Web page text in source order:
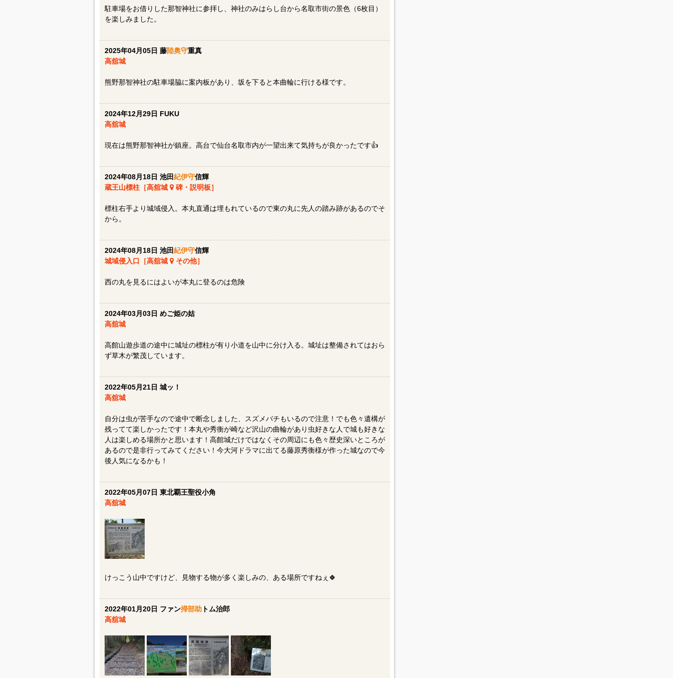
駐車場をお借りした那智神社に参拝し、神社のみはらし台から名取市街の景色（6枚目）
を楽しみました。
2025年04月05日 藤陸奥守重真
高舘城
熊野那智神社の駐車場脇に案内板があり、坂を下ると本曲輪に行ける様です。
2024年12月29日 FUKU
高舘城
現在は熊野那智神社が鎮座。高台で仙台名取市内が一望出来て気持ちが良かったです👍️
2024年08月18日 池田紀伊守信輝
蔵王山標柱［高舘城
碑・説明板］
標柱右手より城域侵入。本丸直通は埋もれているので東の丸に先人の踏み跡があるのでそ
から。
2024年08月18日 池田紀伊守信輝
城域侵入口［高舘城
その他］
西の丸を見るにはよいが本丸に登るのは危険
2024年03月03日 めご姫の姑
高舘城
高館山遊歩道の途中に城址の標柱が有り小道を山中に分け入る。城址は整備されてはおら
ず草木が繁茂しています。
2022年05月21日 城ッ！
高舘城
自分は虫が苦手なので途中で断念しました、スズメバチもいるので注意！でも色々遺構が
残ってて楽しかったです！本丸や秀衡が崎など沢山の曲輪があり虫好きな人で城も好きな
人は楽しめる場所かと思います！高館城だけではなくその周辺にも色々歴史深いところが
あるので是非行ってみてください！今大河ドラマに出てる藤原秀衡様が作った城なので今
後人気になるかも！
2022年05月07日 東北覇王聖役小角
高舘城
けっこう山中ですけど、見物する物が多く楽しみの、ある場所ですねぇ🍀
2022年01月20日 ファン掃部助トム治郎
高舘城